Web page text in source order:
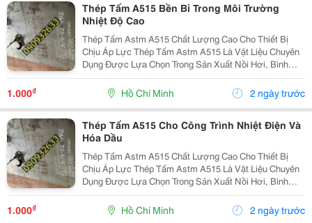
Thép Tấm A515 Bền Bỉ Trong Môi Trường
Nhiệt Độ Cao
Thép Tấm Astm A515 Chất Lượng Cao Cho Thiết Bị
Chịu Áp Lực Thép Tấm Astm A515 Là Vật Liệu Chuyên
Dụng Được Lựa Chọn Trong Sản Xuất Nồi Hơi, Bình
Chịu Áp, Bồn Chứa Công Nghiệp Và Các Thiết Bị Làm
Việc Ở Nhiệt Độ Cao. Với Khả Năng Chịu Áp Lực Tốt,
1.000₫ Hồ Chí Minh 2 ngày trước
Thép Tấm A515 Cho Công Trình Nhiệt Điện Và
Hóa Dầu
Thép Tấm Astm A515 Chất Lượng Cao Cho Thiết Bị
Chịu Áp Lực Thép Tấm Astm A515 Là Vật Liệu Chuyên
Dụng Được Lựa Chọn Trong Sản Xuất Nồi Hơi, Bình
Chịu Áp, Bồn Chứa Công Nghiệp Và Các Thiết Bị Làm
Việc Ở Nhiệt Độ Cao. Với Khả Năng Chịu Áp Lực Tốt,
1.000₫ Hồ Chí Minh 2 ngày trước